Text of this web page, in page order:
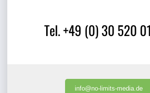
Tel. +49 (0) 30 520
info@no-limits-media.de